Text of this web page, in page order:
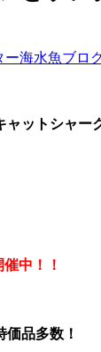
ー海水魚ブロ
ットシャー
中！！
品多数！